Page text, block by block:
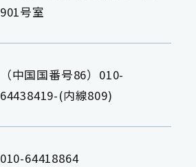
901号室
（中国国番号86）010-
64438419-(内線809)
010-64418864